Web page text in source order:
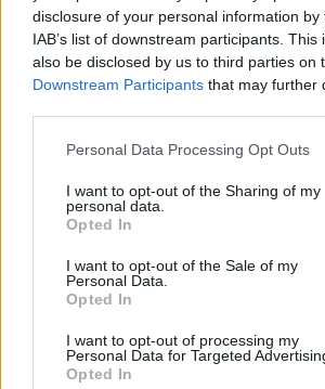
disclosure of your personal information
IAB’s list of downstream participants.
also be disclosed by us to third parties on
Downstream Participants that may further
Personal Data Processing Opt Outs
I want to opt-out of the Sharing of my
personal data.
Opted In
I want to opt-out of the Sale of my
Personal Data.
Opted In
I want to opt-out of processing my
Personal Data for Targeted
Opted In
2024. január 29., hétfő